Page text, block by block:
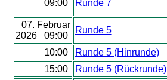
09:00 Runde 7
07. Februar
2026 09:00
Runde 5
10:00 Runde 5 (Hinrunde)
15:00
Runde 5 (Rückrunde)